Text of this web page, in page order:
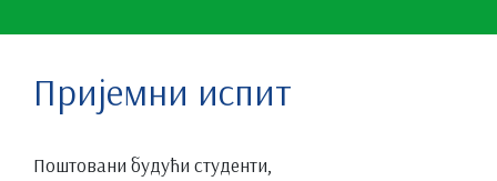
Пријемни испит
Поштовани будући студенти,